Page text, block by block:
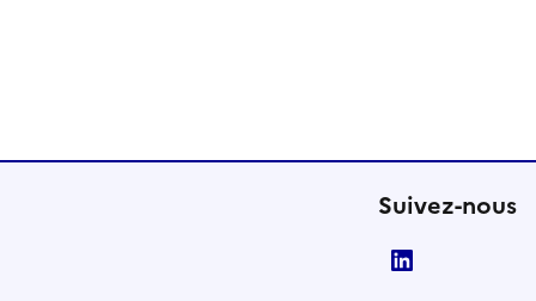
Suivez-nous